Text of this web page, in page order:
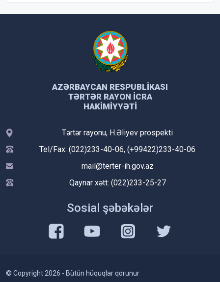
AZƏRBAYCAN RESPUBLIKASI
TƏRTƏR RAYON İCRA
HAKIMIYYƏTI
Tərtər rayonu, H.Əliyev prospekti
Tel/Fax: (022)233-40-06, (+99422)233-40-06
mail@terter-ih.gov.az
Qaynar xətt: (022)233-25-27
Sosial şəbəkələr
© Copyright 2026 - Bütün hüquqlar qorunur